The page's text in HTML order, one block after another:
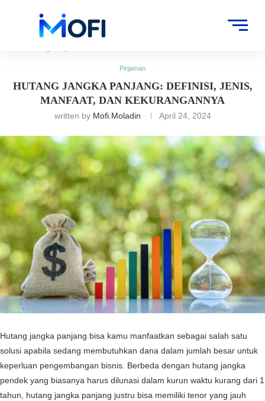
Pinjaman»Hutang Jangka Panjang: Definisi, Jenis, Manfaat,
Pinjaman
HUTANG JANGKA PANJANG: DEFINISI, JENIS,
MANFAAT, DAN KEKURANGANNYA
written by Mofi.moladin April 24, 2024
Hutang jangka panjang bisa kamu manfaatkan sebagai salah satu
solusi apabila sedang membutuhkan dana dalam jumlah besar untuk
keperluan pengembangan bisnis. Berbeda dengan hutang jangka
pendek yang biasanya harus dilunasi dalam kurun waktu kurang dari 1
tahun, hutang jangka panjang justru bisa memiliki tenor yang jauh